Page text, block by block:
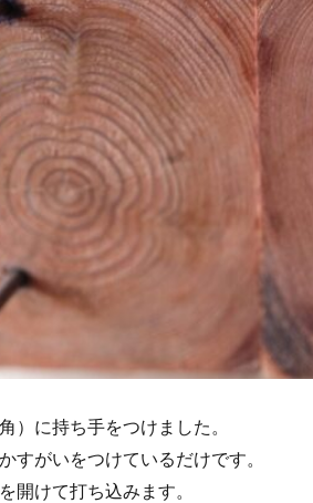
に持ち手をつけました。
すがいをつけているだけです。
開けて打ち込みます。